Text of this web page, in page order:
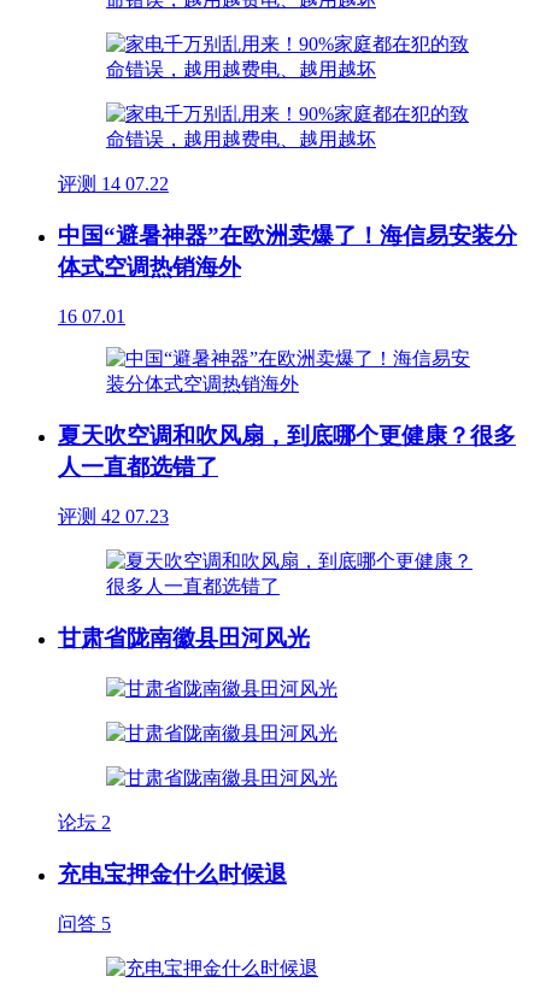
评测 14 07.22
中国“避暑神器”在欧洲卖爆了！海信易安装分
体式空调热销海外
16 07.01
夏天吹空调和吹风扇，到底哪个更健康？很多
人一直都选错了
评测 42 07.23
甘肃省陇南徽县田河风光
论坛 2
充电宝押金什么时候退
问答 5